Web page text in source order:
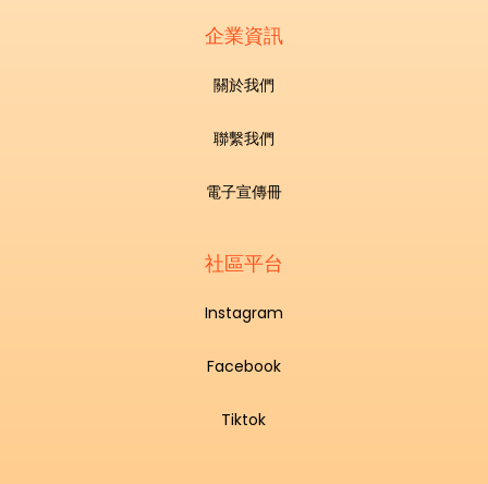
企業資訊
關於我們
聯繫我們
電子宣傳冊
社區平台
Instagram
Facebook
Tiktok